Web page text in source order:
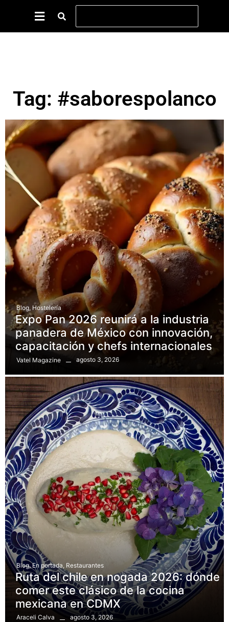
Tag: #saborespolanco
Blog, Hostelería
Expo Pan 2026 reunirá a la industria
panadera de México con innovación,
capacitación y chefs internacionales
Vatel Magazine agosto 3, 2026
Blog, En portada Restaurantes
Ruta del chile en nogada 2026: dónde
comer este clásico de la cocina
mexicana en CDMX
Araceli Calva agosto 3, 2026